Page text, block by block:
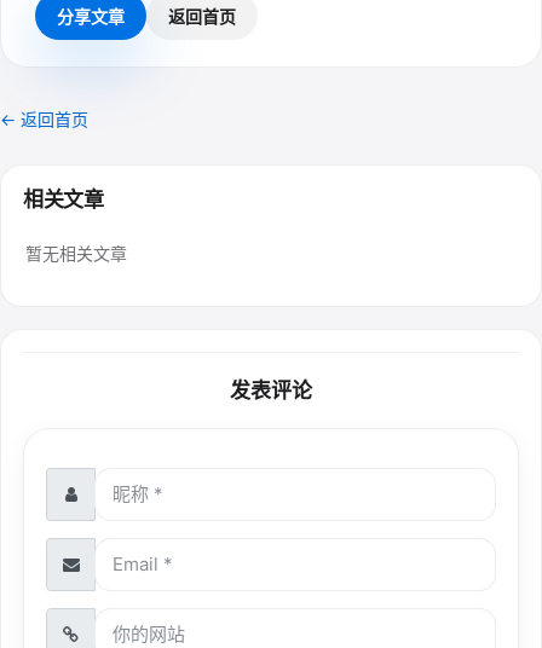
分享文章 返回首页
← 返回首页
相关文章
暂无相关文章
发表评论